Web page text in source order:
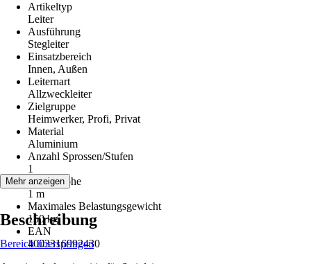
Artikeltyp
Leiter
Ausführung
Stegleiter
Einsatzbereich
Innen, Außen
Leiternart
Allzweckleiter
Zielgruppe
Heimwerker, Profi, Privat
Material
Aluminium
Anzahl Sprossen/Stufen
1
Arbeitshöhe
1 m
Maximales Belastungsgewicht
150 kg
EAN
4003316992430
Mehr anzeigen
Beschreibung
Bereich überspringen